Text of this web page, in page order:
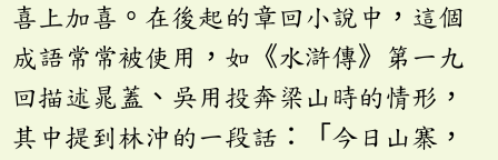
喜上加喜。在後起的章回小說中，這個
成語常常被使用，如《水滸傳》第一九
回描述晁蓋、吳用投奔梁山時的情形，
其中提到林沖的一段話：「今日山寨，